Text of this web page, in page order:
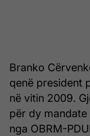
Branko
qenë president
në vitin 2009.
për dy
nga OBRM-